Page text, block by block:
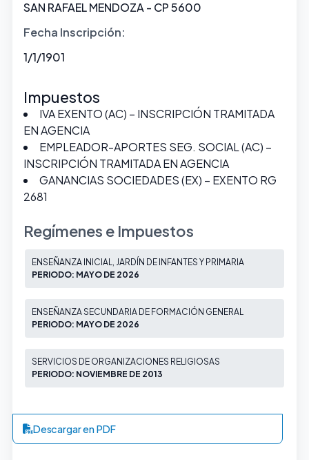
SAN RAFAEL MENDOZA - CP 5600
Fecha Inscripción:
1/1/1901
Impuestos
IVA EXENTO (AC) – INSCRIPCIÓN TRAMITADA
EN AGENCIA
EMPLEADOR-APORTES SEG. SOCIAL (AC) –
INSCRIPCIÓN TRAMITADA EN AGENCIA
GANANCIAS SOCIEDADES (EX) – EXENTO RG
2681
Regímenes e Impuestos
ENSEÑANZA INICIAL, JARDÍN DE INFANTES Y PRIMARIA
PERIODO: MAYO DE 2026
ENSEÑANZA SECUNDARIA DE FORMACIÓN GENERAL
PERIODO: MAYO DE 2026
SERVICIOS DE ORGANIZACIONES RELIGIOSAS
PERIODO: NOVIEMBRE DE 2013
Descargar en PDF